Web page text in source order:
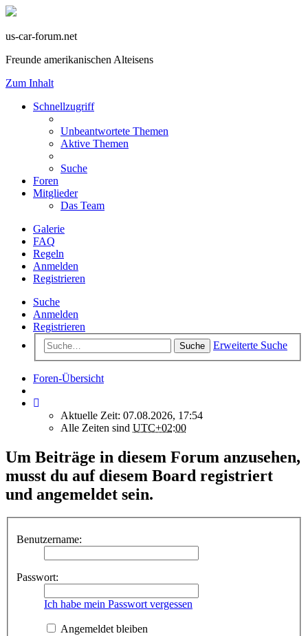
us-car-forum.net
Freunde amerikanischen Alteisens
Zum Inhalt
Schnellzugriff
Unbeantwortete Themen
Aktive Themen
Suche
Foren
Mitglieder
Das Team
Galerie
FAQ
Regeln
Anmelden
Registrieren
Suche
Anmelden
Registrieren
Suche Erweiterte Suche
Foren-Übersicht
Aktuelle Zeit: 07.08.2026, 17:54
Alle Zeiten sind UTC+02:00
Um Beiträge in diesem Forum anzusehen,
musst du auf diesem Board registriert
und angemeldet sein.
Benutzername:
Passwort:
Ich habe mein Passwort vergessen
Angemeldet bleiben